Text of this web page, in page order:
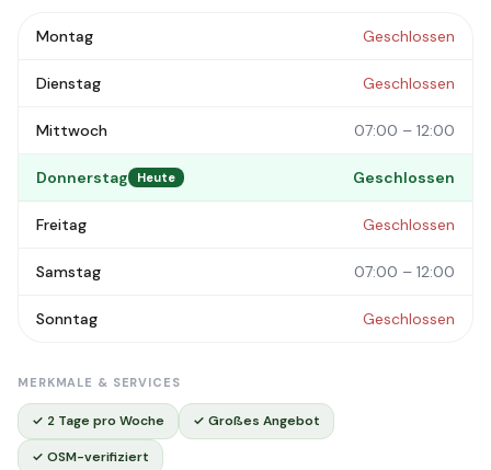
Montag Geschlossen
Dienstag Geschlossen
Mittwoch 07:00 – 12:00
Donnerstag Heute Geschlossen
Freitag Geschlossen
Samstag 07:00 – 12:00
Sonntag Geschlossen
MERKMALE & SERVICES
✓ 2 Tage pro Woche ✓ Großes Angebot
✓ OSM-verifiziert